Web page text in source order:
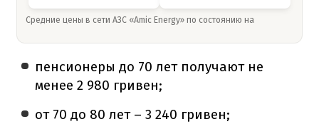
Средние цены в сети АЗС «Amic Energy» по состоянию на
пенсионеры до 70 лет получают не
менее 2 980 гривен;
от 70 до 80 лет – 3 240 гривен;